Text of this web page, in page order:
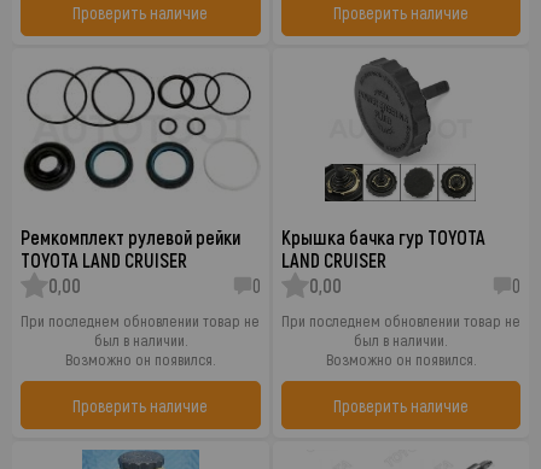
Проверить наличие Проверить наличие
Ремкомплект рулевой рейки
TOYOTA LAND CRUISER
0,00
0
При последнем обновлении товар не
был в наличии.
Возможно он появился.
Проверить наличие
Крышка бачка гур TOYOTA
LAND CRUISER
0,00
0
При последнем обновлении товар не
был в наличии.
Возможно он появился.
Проверить наличие